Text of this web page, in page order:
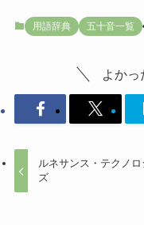
用語辞典 五十音一覧
よかっ
ルネサンス・テクノロ
ズ